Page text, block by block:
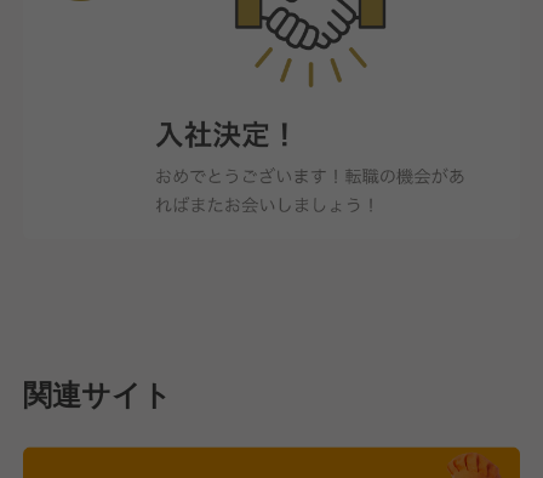
関連サイト